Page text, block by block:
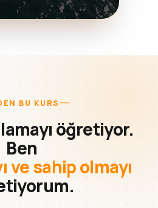
BU KURS
öğretiyor.
Ben
ve sahip olmayı